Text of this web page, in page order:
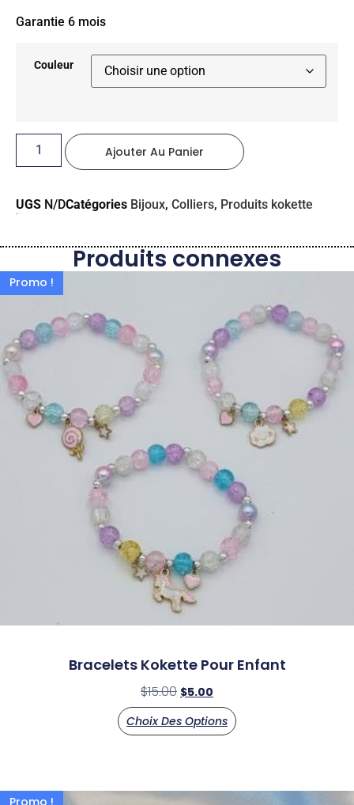
Garantie 6 mois
Couleur
Ajouter Au Panier
UGS N/DCatégories Bijoux, Colliers, Produits kokette
Produits connexes
Promo !
Bracelets Kokette Pour Enfant
$15.00 $5.00
Choix Des Options
Promo !